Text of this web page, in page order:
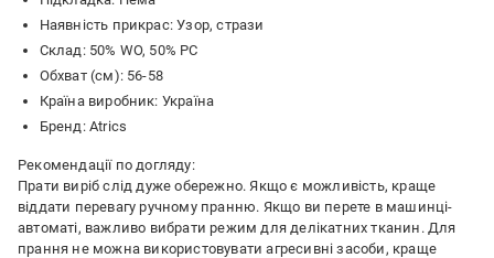
Наявність прикрас: Узор, стрази
Склад: 50% WO, 50% PC
Обхват (см): 56-58
Країна виробник: Україна
Бренд: Atrics
Рекомендації по догляду:
Прати виріб слід дуже обережно. Якщо є можливість, краще
віддати перевагу ручному пранню. Якщо ви перете в машинці-
автоматі, важливо вибрати режим для делікатних тканин. Для
прання не можна використовувати агресивні засоби, краще